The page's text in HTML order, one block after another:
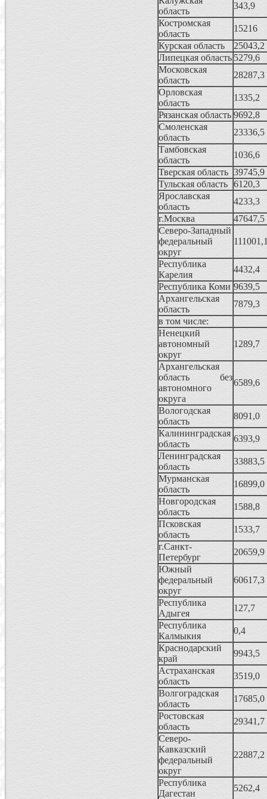
область
343,9
Костромская
область
15216
Курская область
25043,2
Липецкая область 5279,6
Московская
область
28287,3
Орловская
область
1335,2
Рязанская область 9692,8
Смоленская
область
23336,5
Тамбовская
область
1036,6
Тверская область 39745,9
Тульская область 6120,3
Ярославская
область
4233,3
г.Москва
47647,5
Северо-Западный
федеральный
округ
Республика
Карелия
4432,4
Республика Коми 9639,5
Архангельская
область
7879,3
в том числе:
Hенецкий
автономный
округ
1289,7
Архангельская
область без
автономного
округа
6589,6
Вологодская
область
8091,0
Калининградская
область
6393,9
Ленинградская
область
33883,5
Мурманская
область
16899,0
Новгородская
область
1588,8
Псковская
область
1533,7
г.Санкт-
Петербург
20659,9
Южный
федеральный
округ
60617,3
Республика
Адыгея
127,7
Республика
Калмыкия
0,4
Краснодарский
край
9943,5
Астраханская
область
3519,0
Волгоградская
область
17685,0
Ростовская
область
29341,7
Северо-
Кавказский
федеральный
округ
22887,2
Республика
Дагестан
5262,4